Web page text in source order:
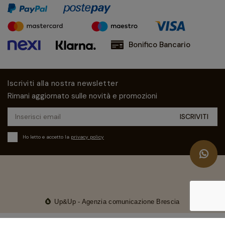
Bonifico Bancario
Iscriviti alla nostra newsletter
Rimani aggiornato sulle novità e promozioni
Ho letto e accetto la privacy policy
Up&Up - Agenzia comunicazione Brescia